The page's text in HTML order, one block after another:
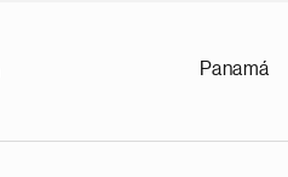
Panamá